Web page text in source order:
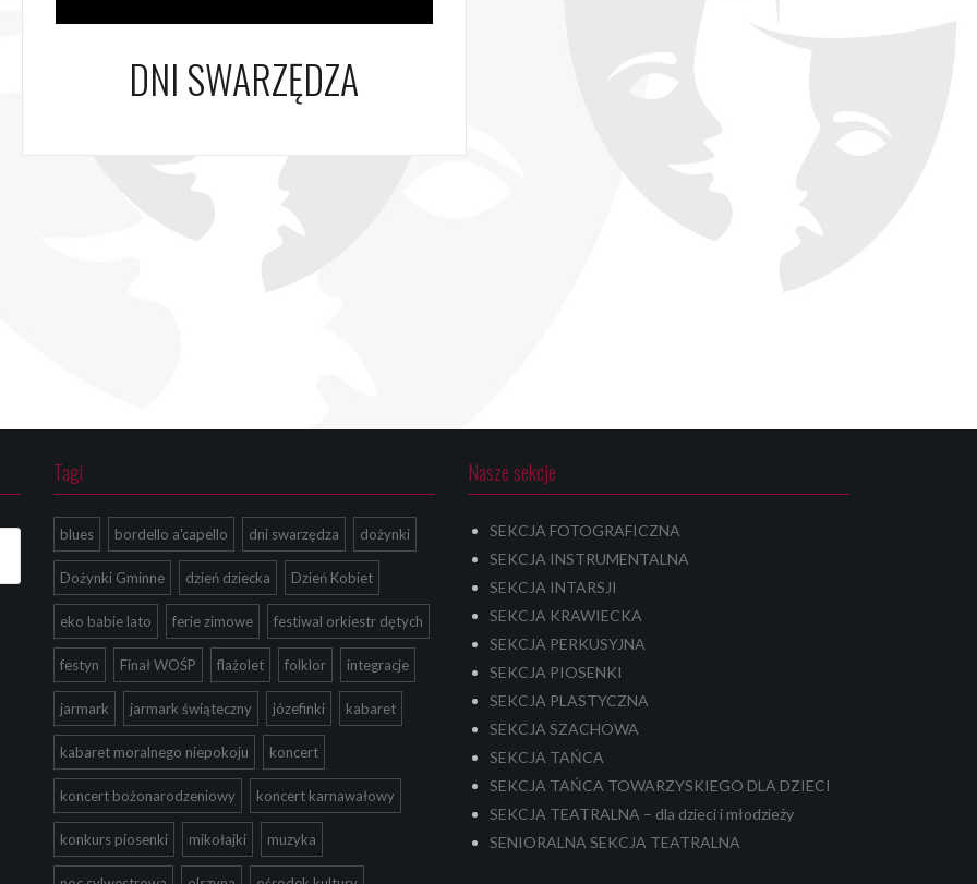
DNI SWARZĘDZA
Tagi
blues bordello a'capello dni swarzędza dożynki
Dożynki Gminne dzień dziecka Dzień Kobiet
eko babie lato ferie zimowe festiwal orkiestr dętych
festyn Finał WOŚP flażolet folklor integracje
jarmark jarmark świąteczny józefinki kabaret
kabaret moralnego niepokoju koncert
koncert bożonarodzeniowy koncert karnawałowy
konkurs piosenki mikołajki muzyka
Nasze sekcje
SEKCJA FOTOGRAFICZNA
SEKCJA INSTRUMENTALNA
SEKCJA INTARSJI
SEKCJA KRAWIECKA
SEKCJA PERKUSYJNA
SEKCJA PIOSENKI
SEKCJA PLASTYCZNA
SEKCJA SZACHOWA
SEKCJA TAŃCA
SEKCJA TAŃCA TOWARZYSKIEGO DLA DZIECI
SEKCJA TEATRALNA – dla dzieci i młodzieży
SENIORALNA SEKCJA TEATRALNA